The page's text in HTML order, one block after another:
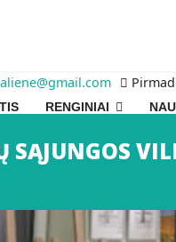
RENGINIAI